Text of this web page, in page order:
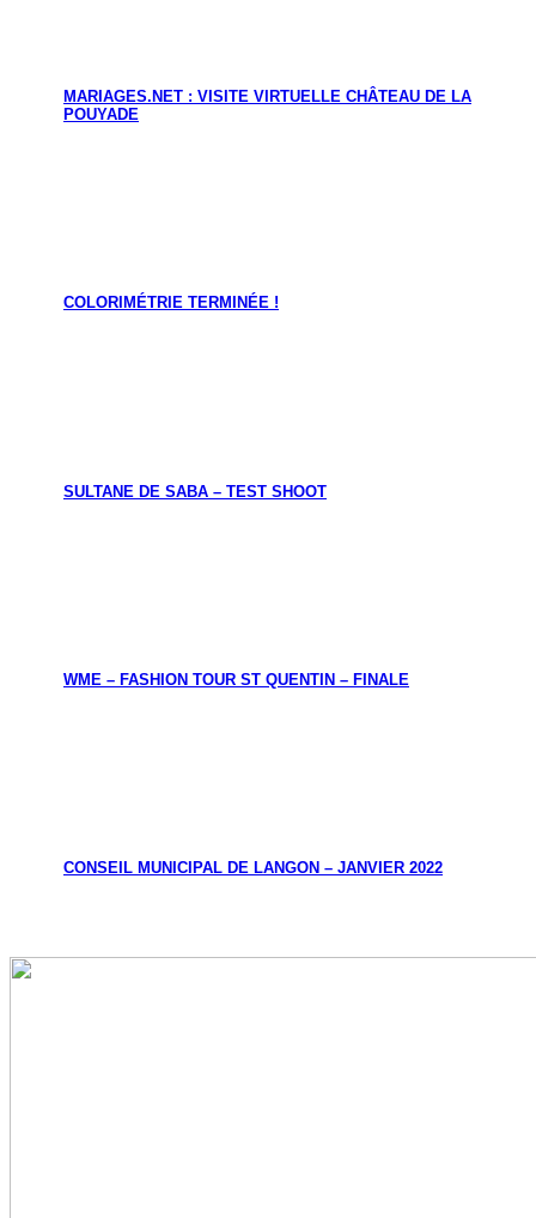
MARIAGES.NET : VISITE VIRTUELLE CHÂTEAU DE LA
POUYADE
COLORIMÉTRIE TERMINÉE !
SULTANE DE SABA – TEST SHOOT
WME – FASHION TOUR ST QUENTIN – FINALE
CONSEIL MUNICIPAL DE LANGON – JANVIER 2022